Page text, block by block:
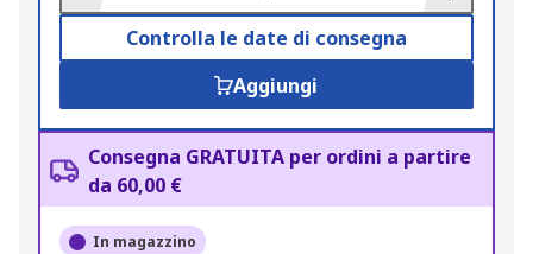
Controlla le date di consegna
Aggiungi
Consegna GRATUITA per ordini a partire
da 60,00 €
In magazzino